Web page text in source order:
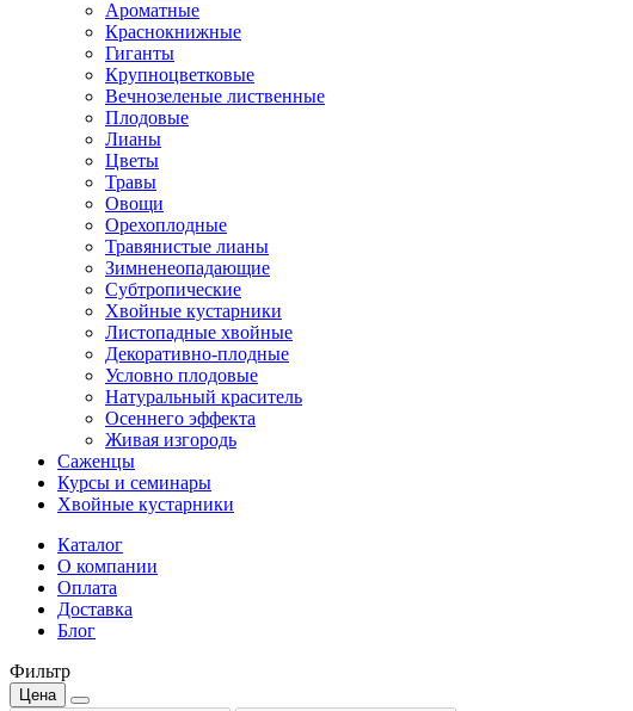
Ароматные
Краснокнижные
Гиганты
Крупноцветковые
Вечнозеленые лиственные
Плодовые
Лианы
Цветы
Травы
Овощи
Орехоплодные
Травянистые лианы
Зимненеопадающие
Субтропические
Хвойные кустарники
Листопадные хвойные
Декоративно-плодные
Условно плодовые
Натуральный краситель
Осеннего эффекта
Живая изгородь
Саженцы
Курсы и семинары
Хвойные кустарники
Каталог
О компании
Оплата
Доставка
Блог
Фильтр
Цена